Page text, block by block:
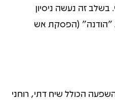
זה נעשה ניסיון
"הודנה" (הפסקת אש
הכולל שיח דתי, רוחני